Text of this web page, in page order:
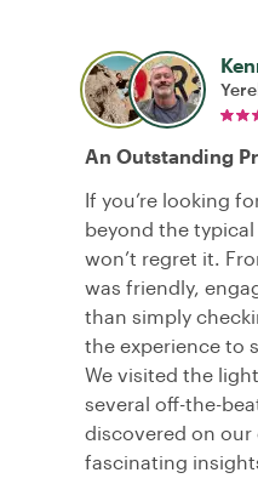
An Outstanding
If you’re looking
beyond the
won’t regret it.
was friendly,
than simply
the experience to
We visited the
several off-the-
discovered on our
fascinating